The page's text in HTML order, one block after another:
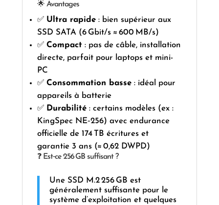
🌟 Avantages
✅ Ultra rapide: bien supérieur aux
SSD SATA (6 Gbit/s ≈ 600 MB/s)
✅ Compact: pas de câble, installation
directe, parfait pour laptops et mini-
PC
✅ Consommation basse: idéal pour
appareils à batterie
✅ Durabilité: certains modèles (ex :
KingSpec NE‑256) avec endurance
officielle de 174 TB écritures et
garantie 3 ans (≈ 0,62 DWPD)
❓ Est‑ce 256 GB suffisant ?
Une SSD M.2 256 GB est
généralement suffisante pour le
système d’exploitation et quelques